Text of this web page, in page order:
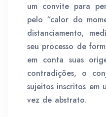
um convite para
pelo “calor do
distanciamento,
seu processo de
em conta suas
contradições, o
sujeitos inscritos em
vez de abstrato.